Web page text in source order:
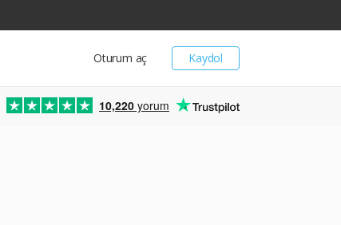
Kaydol
Oturum aç
10,220 yorum